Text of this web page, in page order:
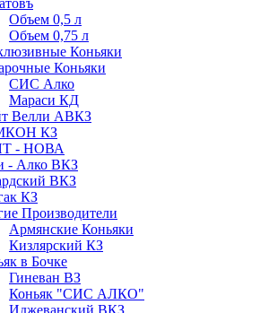
Объем 0,5 л
Объем 0,75 л
Коньяки
Коньяки
СИС Алко
Мараси КД
Велли АВКЗ
КЗ
- НОВА
- Алко ВКЗ
ВКЗ
КЗ
Производители
Армянские Коньяки
Кизлярский КЗ
в Бочке
Гиневан ВЗ
Коньяк "СИС АЛКО"
Иджеванский ВКЗ